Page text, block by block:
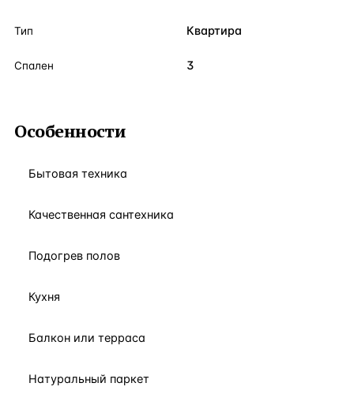
Тип Квартира
Спален 3
Особенности
Бытовая техника
Качественная сантехника
Подогрев полов
Кухня
Балкон или терраса
Натуральный паркет